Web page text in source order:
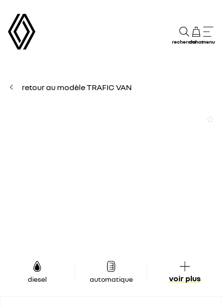
rechercheachatmenu
retour au modèle TRAFIC VAN
diesel automatique voir plus